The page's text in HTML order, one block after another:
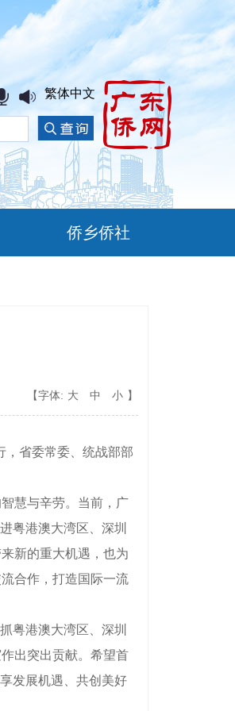
繁体中文
侨乡侨社
【字体: 大 中 小 】
省委常委、统战部部
慧与辛劳。当前，广
粤港澳大湾区、深圳
新的重大机遇，也为
合作，打造国际一流
粤港澳大湾区、深圳
出突出贡献。希望首
发展机遇、共创美好